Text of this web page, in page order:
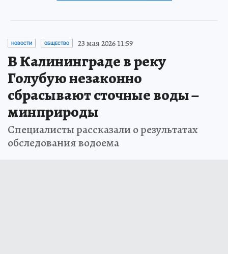
НОВОСТИ ОБЩЕСТВО 23 мая 2026 11:59
В Калининграде в реку
Голубую незаконно
сбрасывают сточные воды –
минприроды
Специалисты рассказали о результатах
обследования водоема